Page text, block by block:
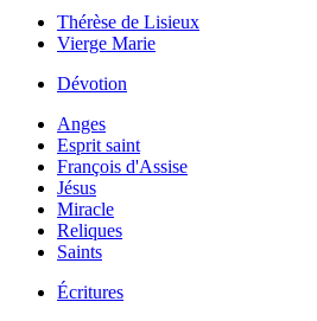
Thérèse de Lisieux
Vierge Marie
Dévotion
Anges
Esprit saint
François d'Assise
Jésus
Miracle
Reliques
Saints
Écritures